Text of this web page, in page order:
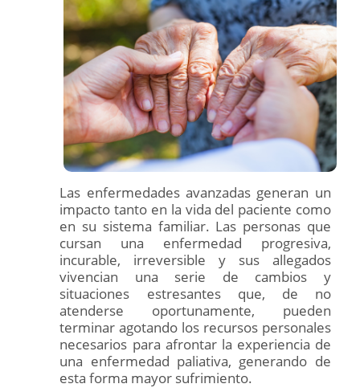
Las enfermedades avanzadas generan un
impacto tanto en la vida del paciente como
en su sistema familiar. Las personas que
cursan una enfermedad progresiva,
incurable, irreversible y sus allegados
vivencian una serie de cambios y
situaciones estresantes que, de no
atenderse oportunamente, pueden
terminar agotando los recursos personales
necesarios para afrontar la experiencia de
una enfermedad paliativa, generando de
esta forma mayor sufrimiento.